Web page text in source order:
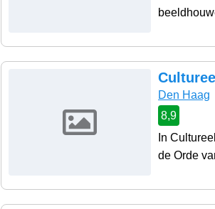
Den Haag
8,9
In
de Orde